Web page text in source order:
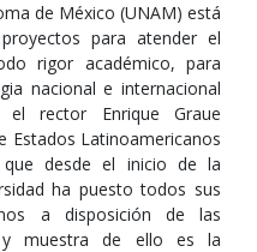
de México (UNAM) está
para atender el
rigor académico, para
nacional e internacional
rector Enrique Graue
Estados Latinoamericanos
que desde el inicio de la
ha puesto todos sus
a disposición de las
y muestra de ello es la